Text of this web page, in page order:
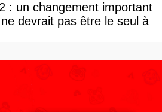
: un changement important
devrait pas être le seul à